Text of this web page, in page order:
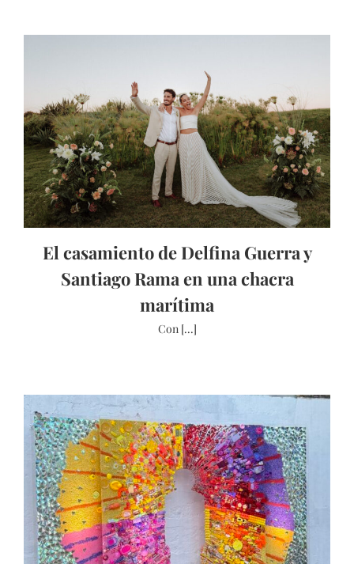
El casamiento de Delfina Guerra y
Santiago Rama en una chacra
marítima
Con [...]